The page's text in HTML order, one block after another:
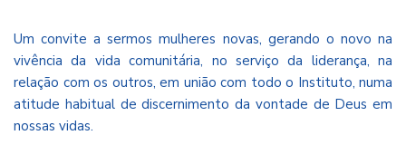
Um convite a sermos mulheres novas, gerando o novo na
vivência da vida comunitária, no serviço da liderança, na
relação com os outros, em união com todo o Instituto, numa
atitude habitual de discernimento da vontade de Deus em
nossas vidas.